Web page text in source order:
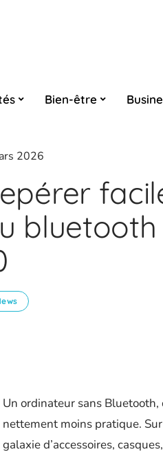
Bien-être
2026
Un ordinateur sans Bluetooth,
nettement moins pratique.
galaxie d’accessoires,